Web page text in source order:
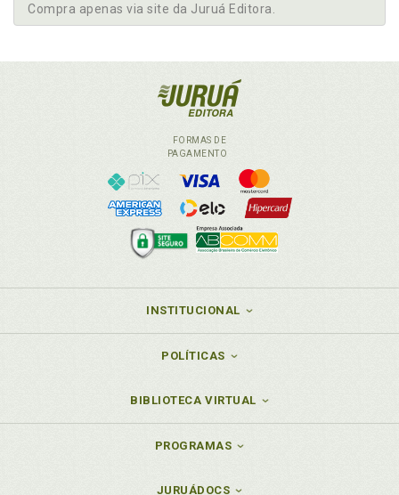
Compra apenas via site da Juruá Editora.
FORMAS DE
PAGAMENTO
INSTITUCIONAL
POLÍTICAS
BIBLIOTECA VIRTUAL
PROGRAMAS
JURUÁDOCS